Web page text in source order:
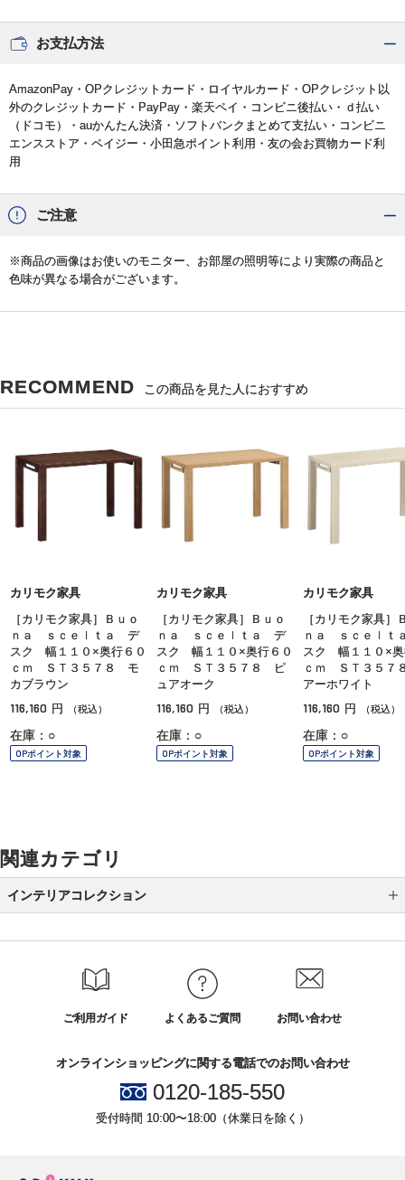
お支払方法
AmazonPay・OPクレジットカード・ロイヤルカード・OPクレジット以
外のクレジットカード・PayPay・楽天ペイ・コンビニ後払い・ｄ払い
（ドコモ）・auかんたん決済・ソフトバンクまとめて支払い・コンビニ
エンスストア・ペイジー・小田急ポイント利用・友の会お買物カード利
用
ご注意
※商品の画像はお使いのモニター、お部屋の照明等により実際の商品と
色味が異なる場合がございます。
RECOMMEND この商品を見た人におすすめ
カリモク家具
［カリモク家具］Ｂｕｏ
ｎａ ｓｃｅｌｔａ デ
スク 幅１１０×奥行６０
ｃｍ ＳＴ３５７８ モ
カブラウン
116,160 円 （税込）
在庫：○
OPポイント対象
カリモク家具
［カリモク家具］Ｂｕｏ
ｎａ ｓｃｅｌｔａ デ
スク 幅１１０×奥行６０
ｃｍ ＳＴ３５７８ ピ
ュアオーク
116,160 円 （税込）
在庫：○
OPポイント対象
カリモク家具
［カリモク家具］
ｎａ ｓｃｅｌｔ
スク 幅１１０×奥
ｃｍ ＳＴ３５７
アーホワイト
116,160 円 （税込）
在庫：○
OPポイント対象
関連カテゴリ
インテリアコレクション
ダイニング
ご利用ガイド よくあるご質問 お問い合わせ
オンラインショッピングに関する電話でのお問い合わせ
0120-185-550
受付時間 10:00〜18:00（休業日を除く）